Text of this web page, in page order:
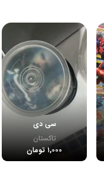
سی دی
تاکستان
۱,۰۰۰ تومان